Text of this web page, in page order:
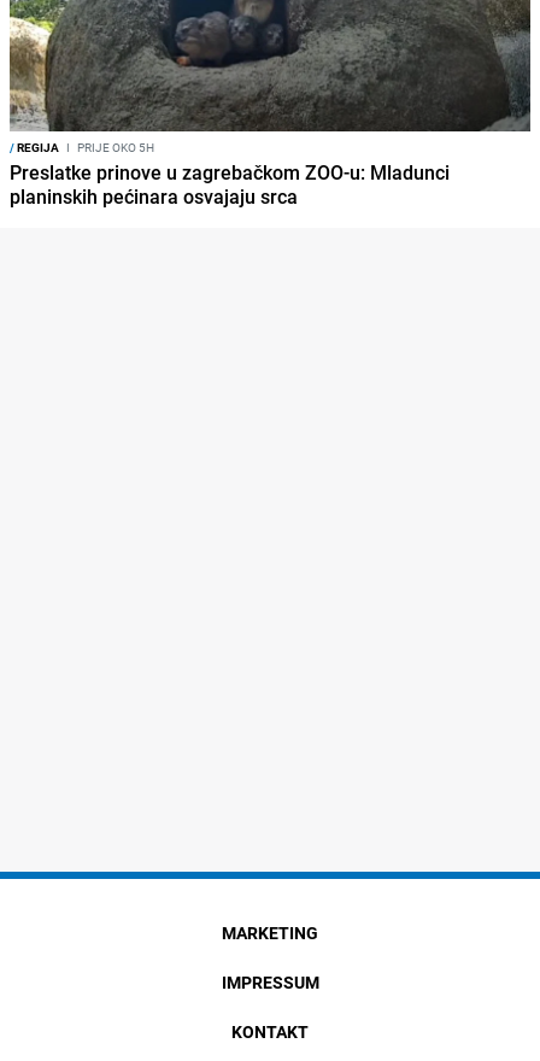
/REGIJA I PRIJE OKO 5H
Preslatke prinove u zagrebačkom ZOO-u: Mladunci
planinskih pećinara osvajaju srca
MARKETING
IMPRESSUM
KONTAKT